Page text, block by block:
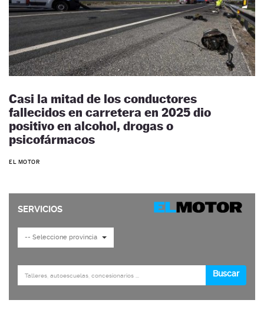
Casi la mitad de los conductores
fallecidos en carretera en 2025 dio
positivo en alcohol, drogas o
psicofármacos
EL MOTOR